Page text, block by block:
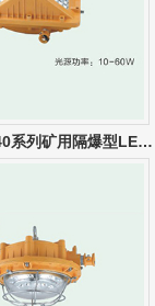
金阳王 DGS40系列矿用隔爆型LED巷道灯